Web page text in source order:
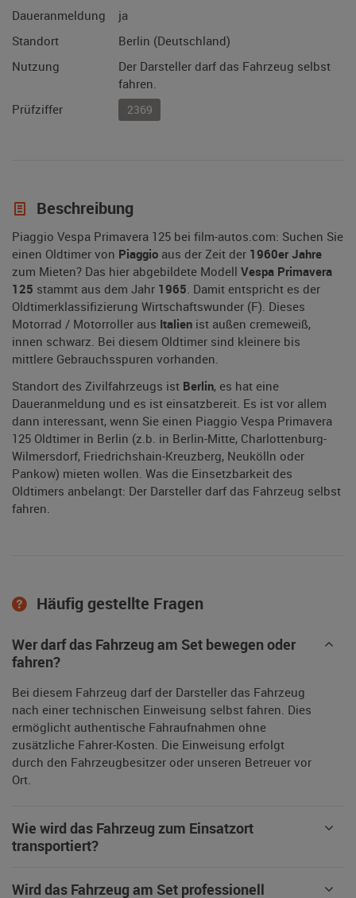
Daueranmeldung
ja
Standort
Berlin (Deutschland)
Nutzung
Der Darsteller darf das Fahrzeug selbst
fahren.
Prüfziffer
2369
Beschreibung
Piaggio Vespa Primavera 125 bei film-autos.com: Suchen Sie
einen Oldtimer von Piaggio aus der Zeit der 1960er Jahre
zum Mieten? Das hier abgebildete Modell Vespa Primavera
125 stammt aus dem Jahr 1965. Damit entspricht es der
Oldtimerklassifizierung Wirtschaftswunder (F). Dieses
Motorrad / Motorroller aus Italien ist außen cremeweiß,
innen schwarz. Bei diesem Oldtimer sind kleinere bis
mittlere Gebrauchsspuren vorhanden.
Standort des Zivilfahrzeugs ist Berlin, es hat eine
Daueranmeldung und es ist einsatzbereit. Es ist vor allem
dann interessant, wenn Sie einen Piaggio Vespa Primavera
125 Oldtimer in Berlin (z.b. in Berlin-Mitte, Charlottenburg-
Wilmersdorf, Friedrichshain-Kreuzberg, Neukölln oder
Pankow) mieten wollen. Was die Einsetzbarkeit des
Oldtimers anbelangt: Der Darsteller darf das Fahrzeug selbst
fahren.
Häufig gestellte Fragen
Wer darf das Fahrzeug am Set bewegen oder
fahren?
Bei diesem Fahrzeug darf der Darsteller das Fahrzeug
nach einer technischen Einweisung selbst fahren. Dies
ermöglicht authentische Fahraufnahmen ohne
zusätzliche Fahrer-Kosten. Die Einweisung erfolgt
durch den Fahrzeugbesitzer oder unseren Betreuer vor
Ort.
Wie wird das Fahrzeug zum Einsatzort
transportiert?
Wird das Fahrzeug am Set professionell